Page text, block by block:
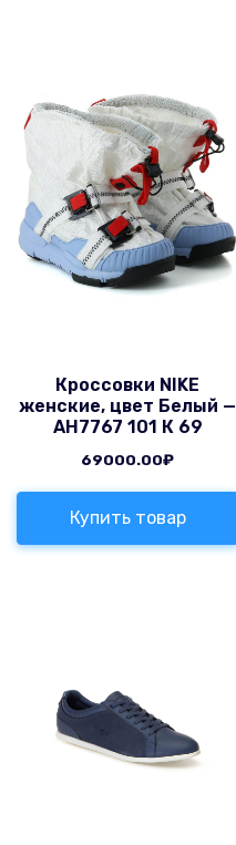
Кроссовки NIKE
женские, цвет Белый —
AH7767 101 К 69
69000.00₽
Купить товар